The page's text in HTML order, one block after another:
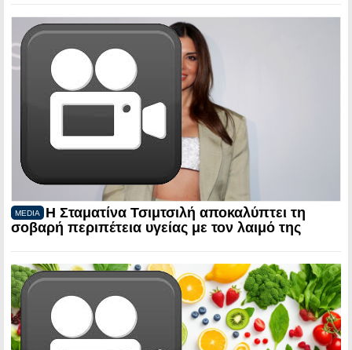
MEDIA
Η Σταματίνα Τσιμτσιλή αποκαλύπτει τη
σοβαρή περιπέτεια υγείας με τον λαιμό της